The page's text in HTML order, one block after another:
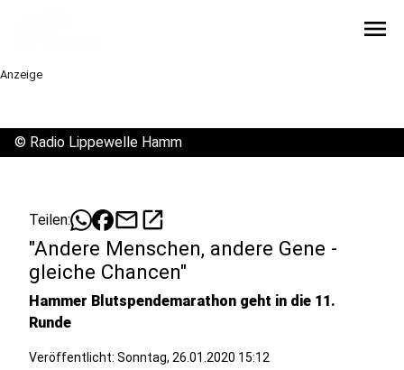
menu
Anzeige
© Radio Lippewelle Hamm
Teilen: mailopen_in_new
"Andere Menschen, andere Gene -
gleiche Chancen"
Hammer Blutspendemarathon geht in die 11.
Runde
Veröffentlicht: Sonntag, 26.01.2020 15:12